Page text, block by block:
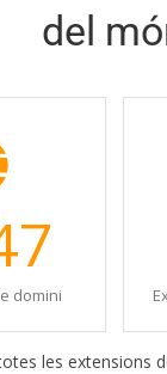
del
domini
les extensions